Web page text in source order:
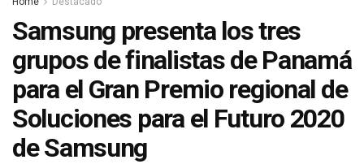
Samsung presenta los tres
grupos de finalistas de Panamá
para el Gran Premio regional de
Soluciones para el Futuro 2020
de Samsung